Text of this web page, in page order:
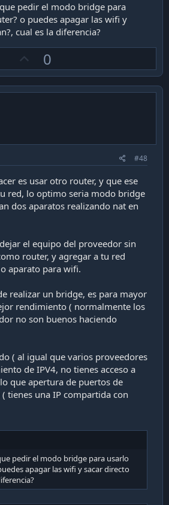
pedir el modo bridge para
o puedes apagar las wifi y
cual es la diferencia?
p
v
0
#48
es usar otro router, y que ese
red, lo optimo seria modo bridge
dos aparatos realizando nat en
el equipo del proveedor sin
router, y agregar a tu red
aparato para wifi.
realizar un bridge, es para mayor
rendimiento ( normalmente los
no son buenos haciendo
( al igual que varios proveedores
de IPV4, no tienes acceso a
que apertura de puertos de
tienes una IP compartida con
pedir el modo bridge para usarlo
apagar las wifi y sacar directo